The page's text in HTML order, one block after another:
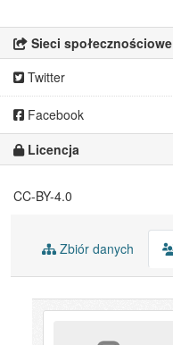
Sieci społecznościowe
Twitter
Facebook
Licencja
CC-BY-4.0
Zbiór danych